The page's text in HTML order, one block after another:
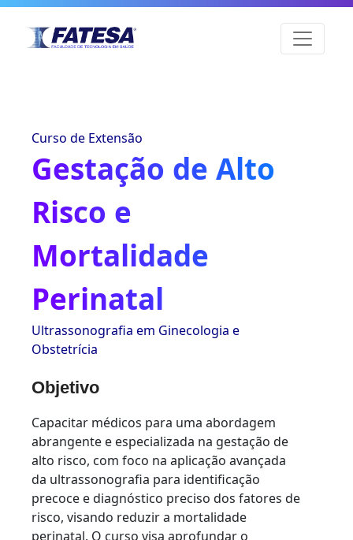
Curso de Extensão
Gestação de Alto
Risco e
Mortalidade
Perinatal
Ultrassonografia em Ginecologia e
Obstetrícia
Objetivo
Capacitar médicos para uma abordagem
abrangente e especializada na gestação de
alto risco, com foco na aplicação avançada
da ultrassonografia para identificação
precoce e diagnóstico preciso dos fatores de
risco, visando reduzir a mortalidade
perinatal. O curso visa aprofundar o